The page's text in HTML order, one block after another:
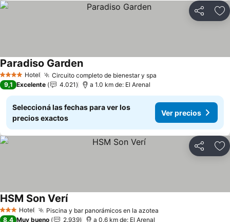
Compartir
4 EstrellasHotel Circuito completo de bienestar y spa
Paradiso GardenVer precios
9,1 Excelente 4.021 a 1.0 km de: El Arenal
Seleccioná las fechas para ver los
precios exactos
Ver precios
Compartir
3 Estrellas
Hotel Piscina y bar panorámicos en la azotea
HSM Son VeríVer precios
8,4 Muy bueno 2.939 a 0.6 km de: El Arenal